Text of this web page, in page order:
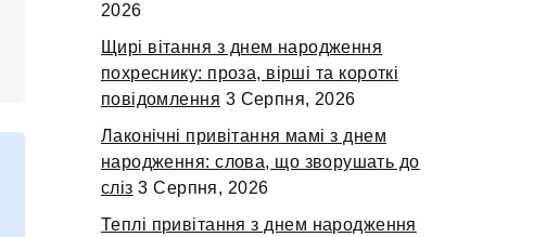
2026
Щирі вітання з днем народження
похреснику: проза, вірші та короткі
повідомлення 3 Серпня, 2026
Лаконічні привітання мамі з днем
народження: слова, що зворушать до
сліз 3 Серпня, 2026
Теплі привітання з днем народження